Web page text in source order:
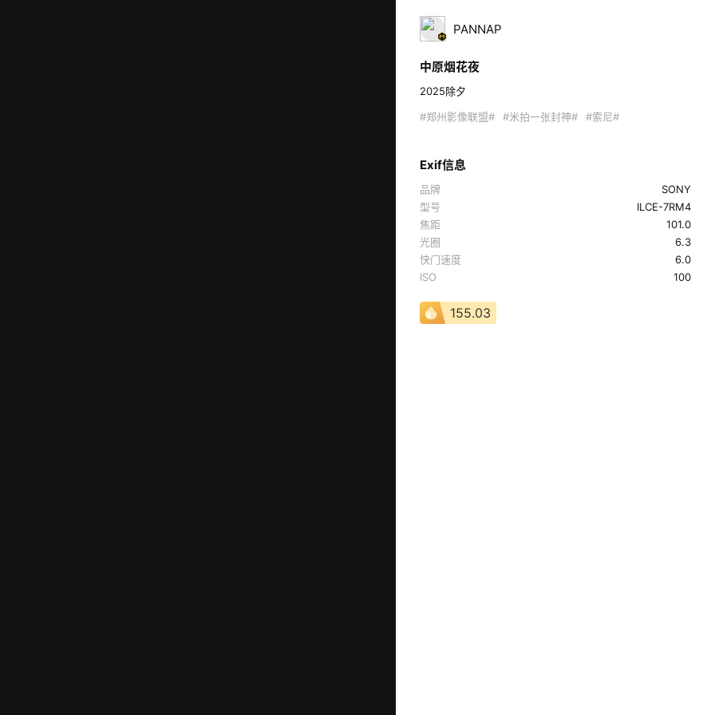
PANNAP
中原烟花夜
2025除夕
#郑州影像联盟#
#米拍一张封神# #索尼#
Exif信息
品牌
SONY
型号
ILCE-7RM4
焦距
101.0
光圈
6.3
快门速度
6.0
ISO
100
155.03